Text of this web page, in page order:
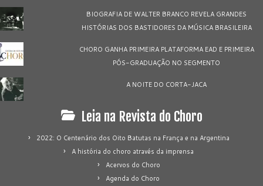
BIOGRAFIA DE WALTER BRANCO REVELA GRANDES
HISTÓRIAS DOS BASTIDORES DA MÚSICA BRASILEIRA
CHORO GANHA PRIMEIRA PLATAFORMA EAD E PRIMEIRA
PÓS-GRADUAÇÃO NO SEGMENTO
A NOITE DO CORTA-JACA
Leia na Revista do Choro
2022: O Centenário dos Oito Batutas na França e na Argentina
A história do choro através da imprensa
Acervos do Choro
Agenda do Choro